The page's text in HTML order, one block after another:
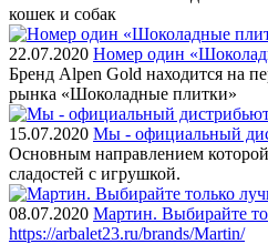
кошек и собак
22.07.2020 Номер один
Бренд Alpen Gold находится на
рынка «Шоколадные плитки»
15.07.2020 Мы - официальный
Основным направлением которой
сладостей с игрушкой.
08.07.2020 Мартин. Выбирайте
https://arbalet23.ru/brands/Martin/